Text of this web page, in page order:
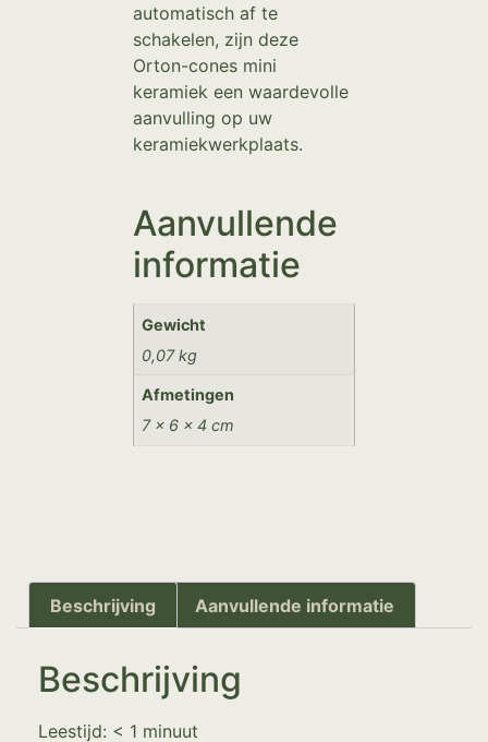
automatisch af te
schakelen, zijn deze
Orton-cones mini
keramiek een waardevolle
aanvulling op uw
keramiekwerkplaats.
Aanvullende
informatie
Gewicht
0,07 kg
Afmetingen
7 × 6 × 4 cm
Beschrijving Aanvullende informatie
Beschrijving
Leestijd: < 1 minuut